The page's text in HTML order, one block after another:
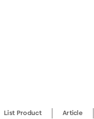
List Product Article